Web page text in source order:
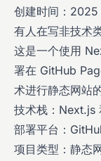
创建时间：
有人在写非技术
这是一个使用
署在 GitHub
术进行静态网站
技术栈：Next.js
部署平台：
项目类型：静态